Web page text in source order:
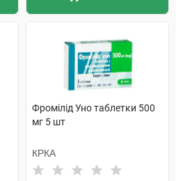
Фромілід Уно таблетки 500
мг 5 шт
КРКА